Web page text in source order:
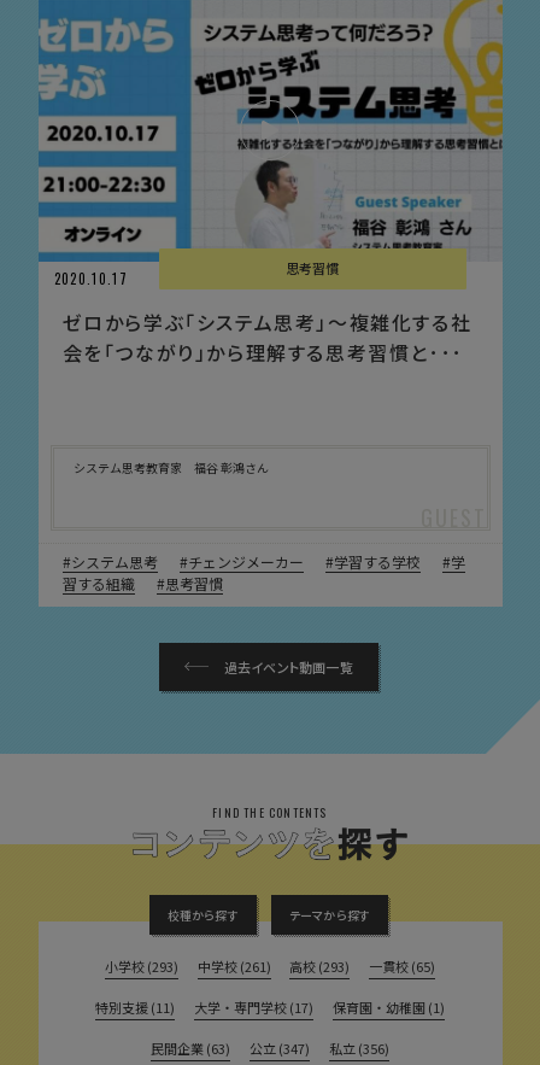
2020.10.17
思考習慣
ゼロから学ぶ「システム思考」〜複雑化する社
会を「つながり」から理解する思考習慣と･･･
システム思考教育家 福谷 彰鴻さん
システム思考 チェンジメーカー 学習する学校
学
習する組織
思考習慣
過去イベント動画一覧
FIND THE CONTENTS
校種から探す テーマから探す
小学校 (293) 中学校 (261) 高校 (293) 一貫校 (65)
特別支援 (11) 大学・専門学校 (17) 保育園・幼稚園 (1)
民間企業 (63) 公立 (347) 私立 (356)